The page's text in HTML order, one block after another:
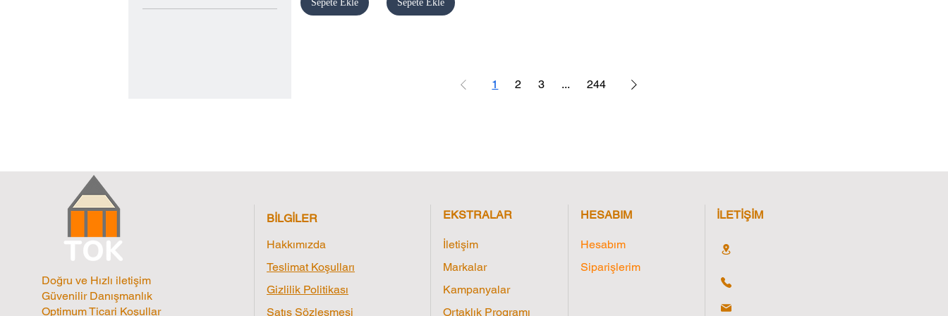
Sepete Ekle Sepete Ekle
1 2 3 ... 244
Doğru ve Hızlı iletişim
Güvenilir Danışmanlık
Optimum Ticari Koşullar
BİLGİLER
Hakkımızda
Teslimat Koşulları
Gizlilik Politikası
Satış Sözleşmesi
EKSTRALAR
İletişim
Markalar
Kampanyalar
Ortaklık Programı
HESABIM
Hesabım
Siparişlerim
İLETİŞİM